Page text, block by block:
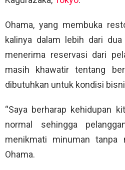
Ohama, yang membuka
kalinya dalam lebih dari
menerima reservasi dari
masih khawatir tentang
dibutuhkan untuk kondisi
“Saya berharap kehidupan
normal sehingga
menikmati minuman tanpa
Ohama.